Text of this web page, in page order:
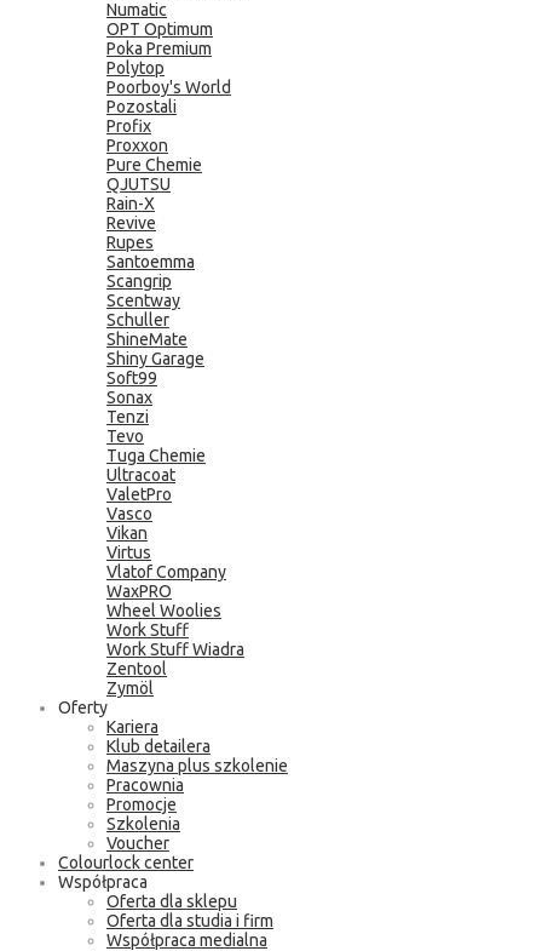
Numatic
OPT Optimum
Poka Premium
Polytop
Poorboy's World
Pozostali
Profix
Proxxon
Pure Chemie
QJUTSU
Rain-X
Revive
Rupes
Santoemma
Scangrip
Scentway
Schuller
ShineMate
Shiny Garage
Soft99
Sonax
Tenzi
Tevo
Tuga Chemie
Ultracoat
ValetPro
Vasco
Vikan
Virtus
Vlatof Company
WaxPRO
Wheel Woolies
Work Stuff
Work Stuff Wiadra
Zentool
Zymöl
Oferty
Kariera
Klub detailera
Maszyna plus szkolenie
Pracownia
Promocje
Szkolenia
Voucher
Colourlock center
Współpraca
Oferta dla sklepu
Oferta dla studia i firm
Współpraca medialna